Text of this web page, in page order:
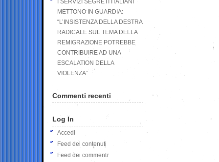
I SERVIZI SEGRETI ITALIANI
METTONO IN GUARDIA:
“L’INSISTENZA DELLA DESTRA
RADICALE SUL TEMA DELLA
REMIGRAZIONE POTREBBE
CONTRIBUIRE AD UNA
ESCALATION DELLA
VIOLENZA”
Commenti recenti
Log In
Accedi
Feed dei contenuti
Feed dei commenti